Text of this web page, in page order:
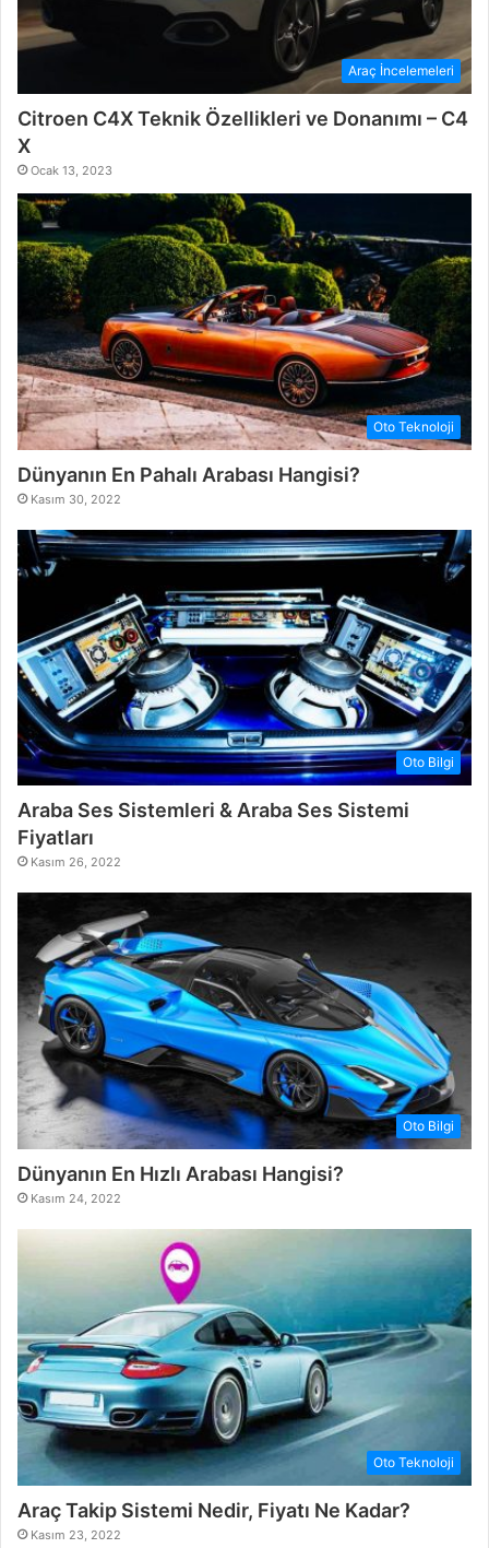
Araç İncelemeleri
Citroen C4X Teknik Özellikleri ve Donanımı – C4
X
Ocak 13, 2023
Oto Teknoloji
Dünyanın En Pahalı Arabası Hangisi?
Kasım 30, 2022
Oto Bilgi
Araba Ses Sistemleri & Araba Ses Sistemi
Fiyatları
Kasım 26, 2022
Oto Bilgi
Dünyanın En Hızlı Arabası Hangisi?
Kasım 24, 2022
Oto Teknoloji
Araç Takip Sistemi Nedir, Fiyatı Ne Kadar?
Kasım 23, 2022